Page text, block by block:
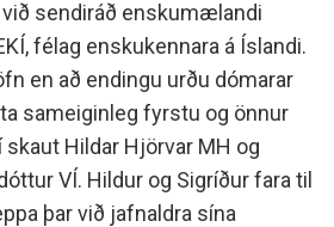
sendiráð enskumælandi
félag enskukennara á Íslandi.
en að endingu urðu dómarar
sameiginleg fyrstu og önnur
Hildar Hjörvar MH og
VÍ. Hildur og Sigríður fara til
þar við jafnaldra sína